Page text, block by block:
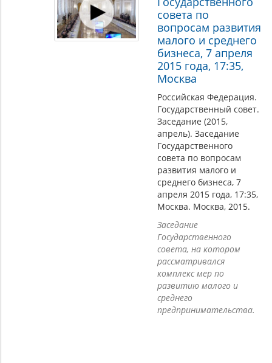
совета по
вопросам развития
малого и среднего
бизнеса, 7 апреля
2015 года, 17:35,
Москва
Российская Федерация.
Государственный совет.
Заседание (2015,
апрель). Заседание
Государственного
совета по вопросам
развития малого и
среднего бизнеса, 7
апреля 2015 года, 17:35,
Москва. Москва, 2015.
Заседание
Государственного
совета, на котором
рассматривался
комплекс мер по
развитию малого и
среднего
предпринимательства.